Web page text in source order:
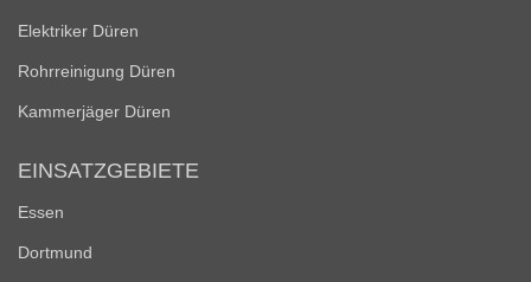
Elektriker Düren
Rohrreinigung Düren
Kammerjäger Düren
EINSATZGEBIETE
Essen
Dortmund